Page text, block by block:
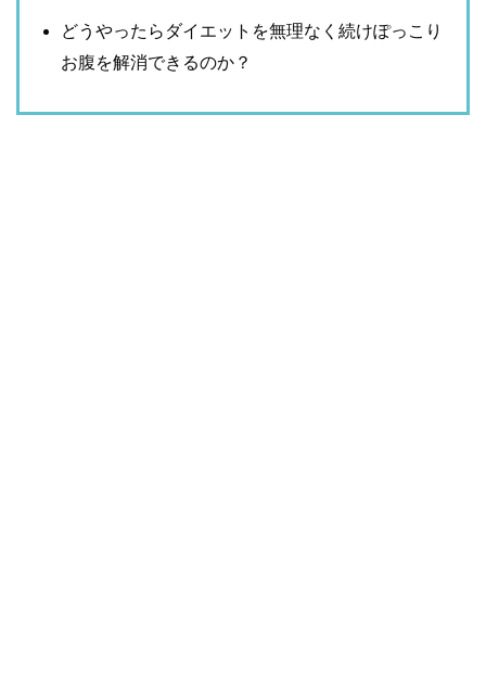
どうやったらダイエットを無理なく続けぽっこり
お腹を解消できるのか？